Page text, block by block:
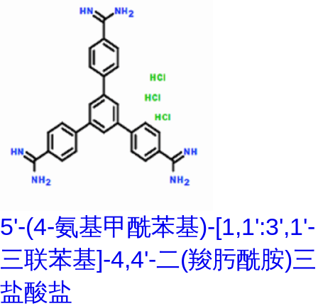
5'-(4-氨基甲酰苯基)-[1,1':3',1'-
三联苯基]-4,4'-二(羧肟酰胺)三
盐酸盐